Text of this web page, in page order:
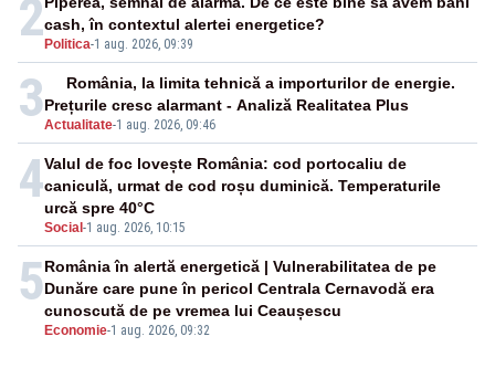
2 Politica-1 aug. 2026, 09:39
cash, în contextul alertei energetice?
3Actualitate-1 aug. 2026, 09:46
România, la limita tehnică a importurilor de energie.
Prețurile cresc alarmant - Analiză Realitatea Plus
4
Social -1 aug. 2026, 10:15
Valul de foc lovește România: cod portocaliu de
caniculă, urmat de cod roșu duminică. Temperaturile
urcă spre 40°C
5
Economie-1 aug. 2026, 09:32
România în alertă energetică | Vulnerabilitatea de pe
Dunăre care pune în pericol Centrala Cernavodă era
cunoscută de pe vremea lui Ceaușescu